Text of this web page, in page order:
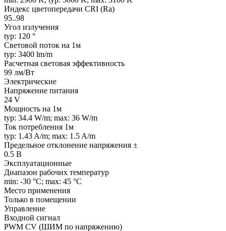
Индекс цветопередачи CRI (Ra)
95..98
Угол излучения
typ: 120 °
Световой поток на 1м
typ: 3400 lm/m
Расчетная световая эффективность
99 лм/Вт
Электрические
Напряжение питания
24 V
Мощность на 1м
typ: 34.4 W/m; max: 36 W/m
Ток потребления 1м
typ: 1.43 A/m; max: 1.5 A/m
Предельное отклонение напряжения ±
0.5 В
Эксплуатационные
Диапазон рабочих температур
min: -30 °C; max: 45 °C
Место применения
Только в помещении
Управление
Входной сигнал
PWM СV (ШИМ по напряжению)